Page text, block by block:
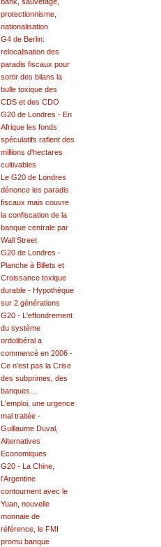
protectionnisme,
nationalisation
G4 de Berlin:
relocalisation des
paradis fiscaux pour
sortir des bilans la
bulle toxique des
CDS et des CDO
G20 de Londres - En
Afrique les fonds
spéculatifs raflent des
millions d'hectares
cultivables
Le G20 de Londres
dénonce les paradis
fiscaux mais couvre
la confiscation de la
banque centrale par
Wall Street
G20 de Londres -
Planche à Billets et
Croissance toxique
durable - Hypothèque
sur 2 générations
G20 - L'effondrement
du système
ordolibéral a
commencé en 2006 -
Ce n'est pas la Crise
des subprimes, des
banques...
L'emploi, une urgence
mal traitée -
Guillaume Duval,
Alternatives
Economiques
G20 - La Chine,
l'Argentine
contournent avec le
Yuan, nouvelle
monnaie de
référence, le FMI
promu banque